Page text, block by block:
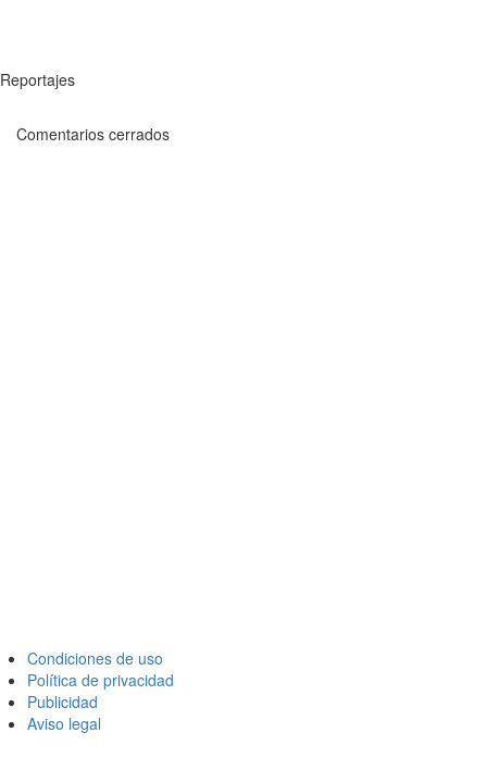
Reportajes
Comentarios cerrados
Condiciones de uso
Política de privacidad
Publicidad
Aviso legal